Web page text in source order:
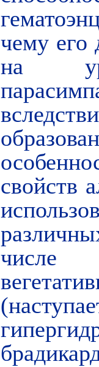
чему его
на
свойств
числе